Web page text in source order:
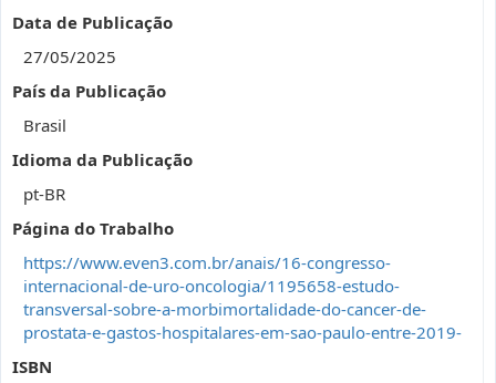
Data de Publicação
27/05/2025
País da Publicação
Brasil
Idioma da Publicação
pt-BR
Página do Trabalho
https://www.even3.com.br/anais/16-congresso-
internacional-de-uro-oncologia/1195658-estudo-
transversal-sobre-a-morbimortalidade-do-cancer-de-
prostata-e-gastos-hospitalares-em-sao-paulo-entre-2019-
ISBN